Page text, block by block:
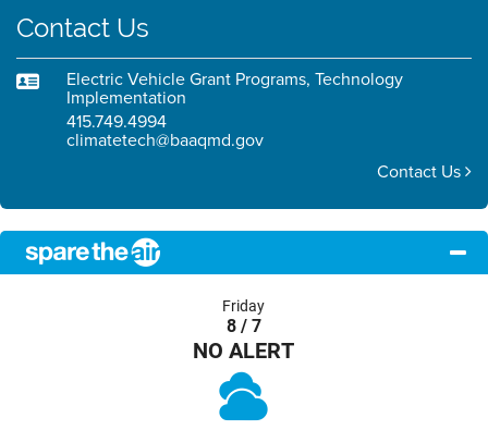
Contact Us
Electric Vehicle Grant Programs, Technology
Implementation
415.749.4994
climatetech@baaqmd.gov
Contact Us
Friday
8 / 7
NO ALERT